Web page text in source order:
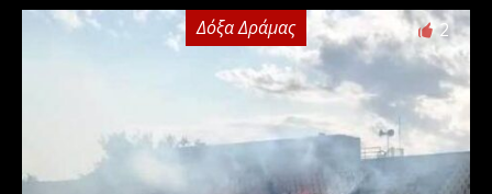
Δόξα Δράμας 2